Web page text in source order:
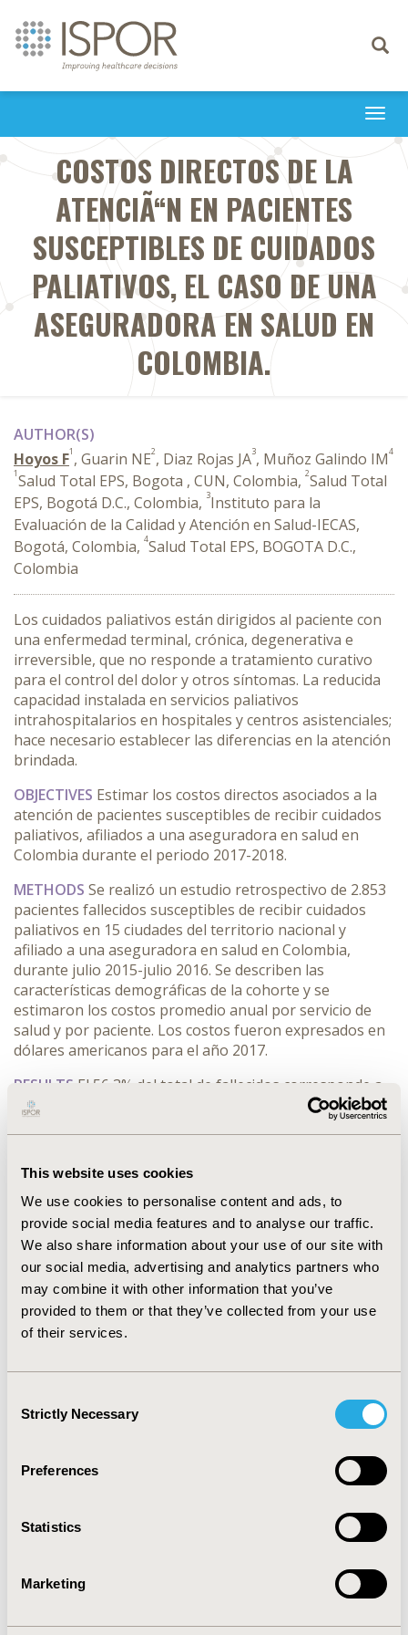
This website uses cookies
We use cookies to personalise content and ads, to
provide social media features and to analyse our traffic.
We also share information about your use of our site with
our social media, advertising and analytics partners who
may combine it with other information that you’ve
provided to them or that they’ve collected from your use
of their services.
Selection
Strictly Necessary
Preferences
Statistics
Marketing
Toggle
COSTOS DIRECTOS DE LA
ATENCIÃ“N EN PACIENTES
SUSCEPTIBLES DE CUIDADOS
PALIATIVOS, EL CASO DE UNA
ASEGURADORA EN SALUD EN
COLOMBIA.
AUTHOR(S)
Hoyos F1 , Guarin NE2, Diaz Rojas JA3, Muñoz Galindo IM4
1Salud Total EPS, Bogota , CUN, Colombia, 2Salud Total
EPS, Bogotá D.C., Colombia, 3Instituto para la
Evaluación de la Calidad y Atención en Salud-IECAS,
Bogotá, Colombia, 4Salud Total EPS, BOGOTA D.C.,
Colombia
Los cuidados paliativos están dirigidos al paciente con
una enfermedad terminal, crónica, degenerativa e
irreversible, que no responde a tratamiento curativo
para el control del dolor y otros síntomas. La reducida
capacidad instalada en servicios paliativos
intrahospitalarios en hospitales y centros asistenciales;
hace necesario establecer las diferencias en la atención
brindada.
OBJECTIVES Estimar los costos directos asociados a la
atención de pacientes susceptibles de recibir cuidados
paliativos, afiliados a una aseguradora en salud en
Colombia durante el periodo 2017-2018.
METHODS Se realizó un estudio retrospectivo de 2.853
pacientes fallecidos susceptibles de recibir cuidados
paliativos en 15 ciudades del territorio nacional y
afiliado a una aseguradora en salud en Colombia,
durante julio 2015-julio 2016. Se describen las
características demográficas de la cohorte y se
estimaron los costos promedio anual por servicio de
salud y por paciente. Los costos fueron expresados en
dólares americanos para el año 2017.
RESULTS El 56,3% del total de fallecidos corresponde a
personas susceptibles de recibir cuidados paliativos, de
estos fallecen por cáncer 1.300 personas (45,6%) y por
El coste total de fallecidos susceptibles en el último año
total en el último año de vida corresponde al nivel de
atención Hospitalaria, alcanzando el 83% en el último
mes de vida.
CONCLUSIONS El coste promedio de los pacientes
susceptibles en su último año de vida es más del doble
del coste promedio del resto de pacientes fallecidos.
Los costos de atención se concentran en el servicio de
2019-09, ISPOR Latin America 2019, Bogota, Colombia
Value in Health Regional, Volume 20S (October 2019)
CODE
TOPIC